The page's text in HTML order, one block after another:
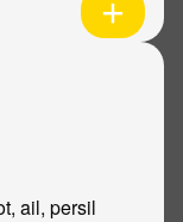
ail, persil